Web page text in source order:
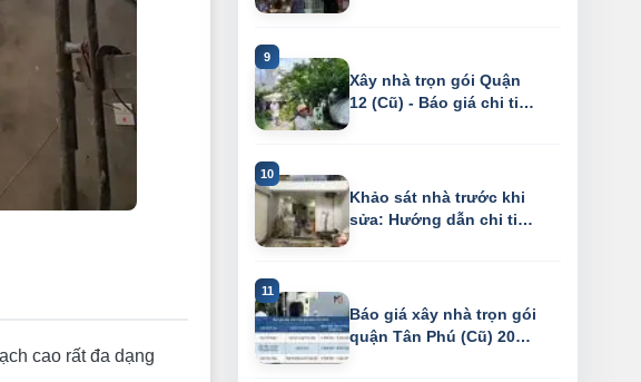
cao rất đa dạng
Xây nhà trọn gói Quận
12 (Cũ) - Báo giá chi tiết
Khảo sát nhà trước khi
sửa: Hướng dẫn chi tiết
Báo giá xây nhà trọn gói
quận Tân Phú (Cũ) 2026